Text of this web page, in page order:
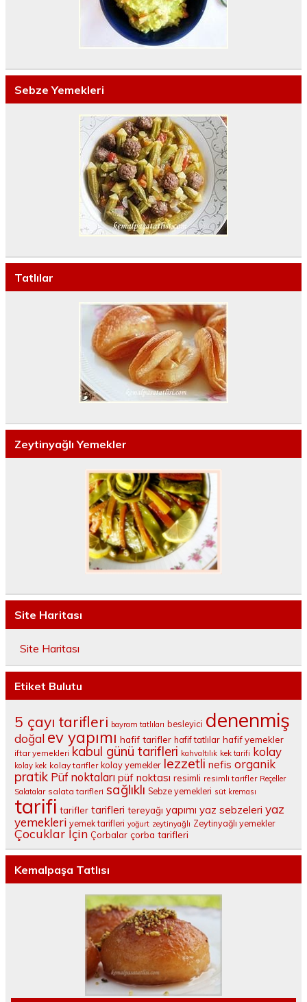
Sebze Yemekleri
Tatlılar
Zeytinyağlı Yemekler
Site Haritası
Site Haritası
Etiket Bulutu
5 çayı tarifleri bayram tatlıları besleyici denenmiş
doğal ev yapımı hafif tarifler hafif tatlılar hafif yemekler
iftar yemekleri kabul günü tarifleri kahvaltılık kek tarifi kolay
kolay kek kolay tarifler kolay yemekler lezzetli nefis organik
pratik Püf noktaları püf noktası resimli resimli tarifler Reçeller
Salatalar salata tarifleri sağlıklı Sebze yemekleri süt kreması
tarifi tarifler tarifleri tereyağı yapımı yaz sebzeleri yaz
yemekleri yemek tarifleri yoğurt zeytinyağlı Zeytinyağlı yemekler
Çocuklar İçin Çorbalar çorba tarifleri
Kemalpaşa Tatlısı